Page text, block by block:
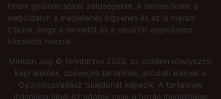
finom gyümölcsöket zöldségeket. A termelőknek a
weboldalon a megjelenés ingyenes és az is marad.
Célunk, hogy a termelőt és a vásárlót egymáshoz
közelebb hozzuk.
Minden Jog © fenntartva 2026, az oldalon elhelyezett
képi elemek, szöveges tartalmak, arculati elemek a
Gyümölcsvadász tulajdonát képezik. A tartalmak
másolása tilos! Az adatok csak a forrás megjelölése